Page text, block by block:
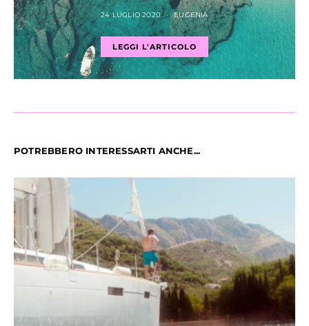
24 LUGLIO 2020 EUGENIA
LEGGI L'ARTICOLO
POTREBBERO INTERESSARTI ANCHE...